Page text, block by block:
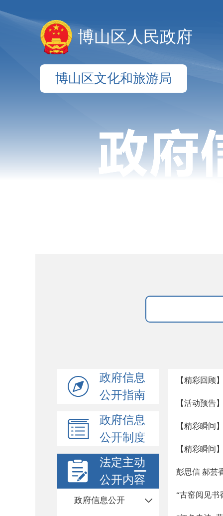
博山区人民政府
博山区文化和旅游局
政府信息
公开指南
政府信息
公开制度
法定主动
公开内容
政府信息公开
【精彩回顾
【活动预告
【精彩瞬间
【精彩瞬间
彭思信 郝芸
“古窑阅见书